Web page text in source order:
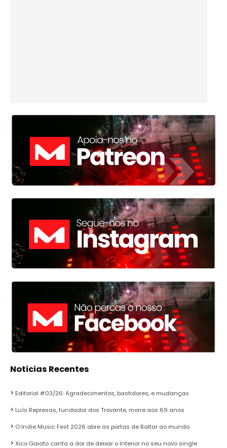
Noticias Recentes
Editorial #03/26: Agradecimentos, bastidores, e mudanças
Luís Represas, fundador dos Trovante, morre aos 69 anos
O Indie Music Fest 2026 abre as portas de Baltar ao mundo
Xico Gaiato canta a dor de deixar o Interior no seu novo single